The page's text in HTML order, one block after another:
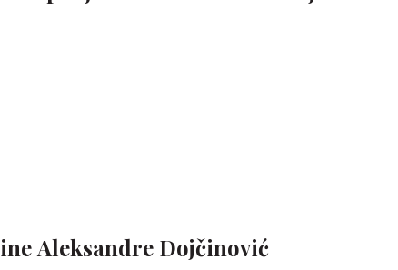
Aleksandre Dojčinović